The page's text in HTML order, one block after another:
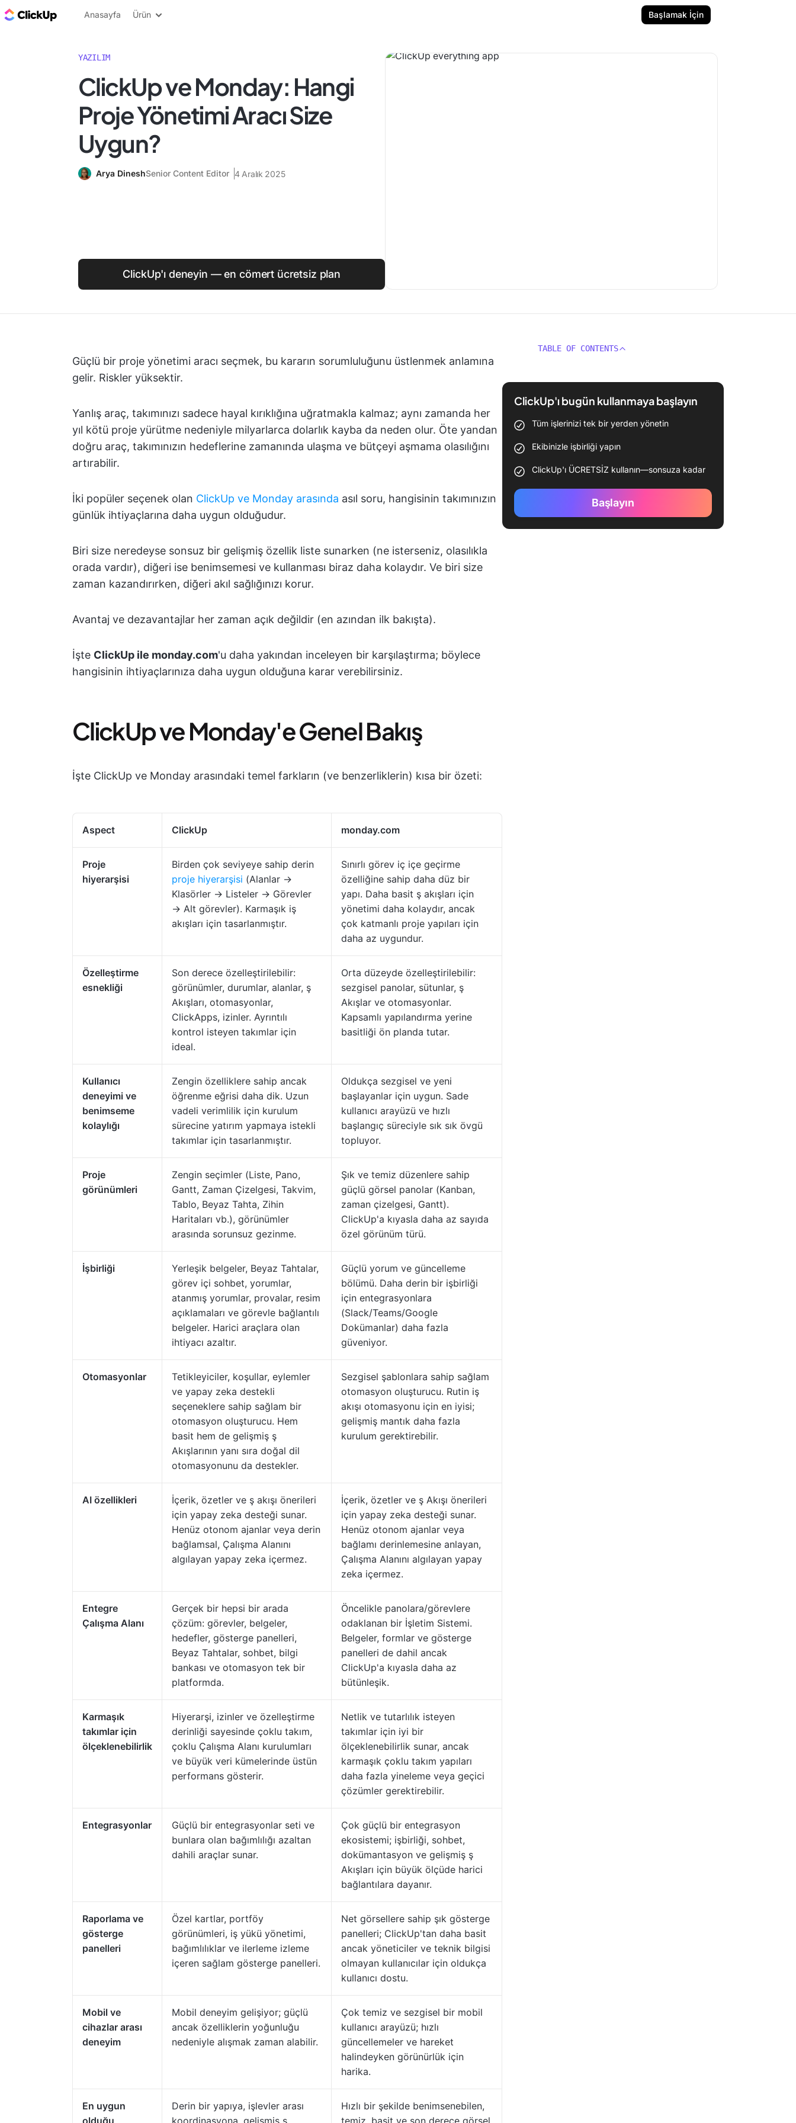
ClickUp Blog
Anasayfa Ürün Başlamak İçin
YAZILIM
ClickUp ve Monday: Hangi
Proje Yönetimi Aracı Size
Uygun?
Arya DineshSenior Content Editor 4 Aralık 2025
ClickUp'ı deneyin — en cömert ücretsiz plan
Güçlü bir proje yönetimi aracı seçmek, bu kararın sorumluluğunu üstlenmek anlamına
gelir. Riskler yüksektir.
Yanlış araç, takımınızı sadece hayal kırıklığına uğratmakla kalmaz; aynı zamanda her
yıl kötü proje yürütme nedeniyle milyarlarca dolarlık kayba da neden olur. Öte yandan
doğru araç, takımınızın hedeflerine zamanında ulaşma ve bütçeyi aşmama olasılığını
artırabilir.
İki popüler seçenek olan ClickUp ve Monday arasında asıl soru, hangisinin takımınızın
günlük ihtiyaçlarına daha uygun olduğudur.
Biri size neredeyse sonsuz bir gelişmiş özellik liste sunarken (ne isterseniz, olasılıkla
orada vardır), diğeri ise benimsemesi ve kullanması biraz daha kolaydır. Ve biri size
zaman kazandırırken, diğeri akıl sağlığınızı korur.
Avantaj ve dezavantajlar her zaman açık değildir (en azından ilk bakışta).
İşte ClickUp ile monday.com'u daha yakından inceleyen bir karşılaştırma; böylece
hangisinin ihtiyaçlarınıza daha uygun olduğuna karar verebilirsiniz.
ClickUp ve Monday'e Genel Bakış
İşte ClickUp ve Monday arasındaki temel farkların (ve benzerliklerin) kısa bir özeti:
Aspect ClickUp monday.com
Proje
hiyerarşisi
Birden çok seviyeye sahip derin
proje hiyerarşisi (Alanlar →
Klasörler → Listeler → Görevler
→ Alt görevler). Karmaşık iş
akışları için tasarlanmıştır.
Sınırlı görev iç içe geçirme
özelliğine sahip daha düz bir
yapı. Daha basit ş akışları için
yönetimi daha kolaydır, ancak
çok katmanlı proje yapıları için
daha az uygundur.
Özelleştirme
esnekliği
Son derece özelleştirilebilir:
görünümler, durumlar, alanlar, ş
Akışları, otomasyonlar,
ClickApps, izinler. Ayrıntılı
kontrol isteyen takımlar için
ideal.
Orta düzeyde özelleştirilebilir:
sezgisel panolar, sütunlar, ş
Akışlar ve otomasyonlar.
Kapsamlı yapılandırma yerine
basitliği ön planda tutar.
Kullanıcı
deneyimi ve
benimseme
kolaylığı
Zengin özelliklere sahip ancak
öğrenme eğrisi daha dik. Uzun
vadeli verimlilik için kurulum
sürecine yatırım yapmaya istekli
takımlar için tasarlanmıştır.
Oldukça sezgisel ve yeni
başlayanlar için uygun. Sade
kullanıcı arayüzü ve hızlı
başlangıç süreciyle sık sık övgü
topluyor.
Proje
görünümleri
Zengin seçimler (Liste, Pano,
Gantt, Zaman Çizelgesi, Takvim,
Tablo, Beyaz Tahta, Zihin
Haritaları vb.), görünümler
arasında sorunsuz gezinme.
Şık ve temiz düzenlere sahip
güçlü görsel panolar (Kanban,
zaman çizelgesi, Gantt).
ClickUp'a kıyasla daha az sayıda
özel görünüm türü.
İşbirliği
Yerleşik belgeler, Beyaz Tahtalar,
görev içi sohbet, yorumlar,
atanmış yorumlar, provalar, resim
açıklamaları ve görevle bağlantılı
belgeler. Harici araçlara olan
ihtiyacı azaltır.
Güçlü yorum ve güncelleme
bölümü. Daha derin bir işbirliği
için entegrasyonlara
(Slack/Teams/Google
Dokümanlar) daha fazla
güveniyor.
Otomasyonlar
Tetikleyiciler, koşullar, eylemler
ve yapay zeka destekli
seçeneklere sahip sağlam bir
otomasyon oluşturucu. Hem
basit hem de gelişmiş ş
Akışlarının yanı sıra doğal dil
otomasyonunu da destekler.
Sezgisel şablonlara sahip sağlam
otomasyon oluşturucu. Rutin iş
akışı otomasyonu için en iyisi;
gelişmiş mantık daha fazla
kurulum gerektirebilir.
AI özellikleri
İçerik, özetler ve ş akışı önerileri
için yapay zeka desteği sunar.
Henüz otonom ajanlar veya derin
bağlamsal, Çalışma Alanını
algılayan yapay zeka içermez.
İçerik, özetler ve ş Akışı önerileri
için yapay zeka desteği sunar.
Henüz otonom ajanlar veya
bağlamı derinlemesine anlayan,
Çalışma Alanını algılayan yapay
zeka içermez.
Entegre
Çalışma Alanı
Gerçek bir hepsi bir arada
çözüm: görevler, belgeler,
hedefler, gösterge panelleri,
Beyaz Tahtalar, sohbet, bilgi
bankası ve otomasyon tek bir
platformda.
Öncelikle panolara/görevlere
odaklanan bir İşletim Sistemi.
Belgeler, formlar ve gösterge
panelleri de dahil ancak
ClickUp'a kıyasla daha az
bütünleşik.
Karmaşık
takımlar için
ölçeklenebilirlik
Hiyerarşi, izinler ve özelleştirme
derinliği sayesinde çoklu takım,
çoklu Çalışma Alanı kurulumları
ve büyük veri kümelerinde üstün
performans gösterir.
Netlik ve tutarlılık isteyen
takımlar için iyi bir
ölçeklenebilirlik sunar, ancak
karmaşık çoklu takım yapıları
daha fazla yineleme veya geçici
çözümler gerektirebilir.
Entegrasyonlar
Güçlü bir entegrasyonlar seti ve
bunlara olan bağımlılığı azaltan
dahili araçlar sunar.
Çok güçlü bir entegrasyon
ekosistemi; işbirliği, sohbet,
dokümantasyon ve gelişmiş ş
Akışları için büyük ölçüde harici
bağlantılara dayanır.
Raporlama ve
gösterge
panelleri
Özel kartlar, portföy
görünümleri, iş yükü yönetimi,
bağımlılıklar ve ilerleme izleme
içeren sağlam gösterge panelleri.
Net görsellere sahip şık gösterge
panelleri; ClickUp'tan daha basit
ancak yöneticiler ve teknik bilgisi
olmayan kullanıcılar için oldukça
kullanıcı dostu.
Mobil ve
cihazlar arası
deneyim
Mobil deneyim gelişiyor; güçlü
ancak özelliklerin yoğunluğu
nedeniyle alışmak zaman alabilir.
Çok temiz ve sezgisel bir mobil
kullanıcı arayüzü; hızlı
güncellemeler ve hareket
halindeyken görünürlük için
harika.
En uygun
olduğu
Derin bir yapıya, işlevler arası
koordinasyona, gelişmiş ş
Hızlı bir şekilde benimsenebilen,
temiz, basit ve son derece görsel
TABLE OF CONTENTS
ClickUp'ı bugün kullanmaya başlayın
Tüm işlerinizi tek bir yerden yönetin
Ekibinizle işbirliği yapın
ClickUp'ı ÜCRETSİZ kullanın—sonsuza kadar
Başlayın